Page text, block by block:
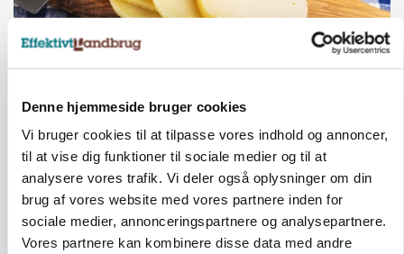
Denne hjemmeside bruger cookies
Vi bruger cookies til at tilpasse vores indhold og annoncer,
til at vise dig funktioner til sociale medier og til at
analysere vores trafik. Vi deler også oplysninger om din
brug af vores website med vores partnere inden for
sociale medier, annonceringspartnere og analysepartnere.
Vores partnere kan kombinere disse data med andre
Annonce